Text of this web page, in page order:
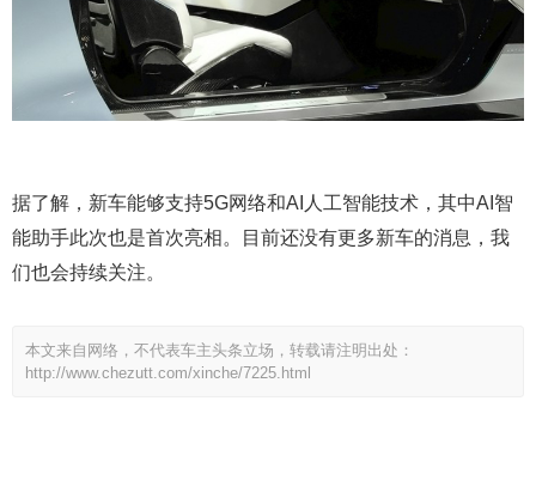
据了解，新车能够支持5G网络和AI人工智能技术，其中AI智
能助手此次也是首次亮相。目前还没有更多新车的消息，我
们也会持续关注。
本文来自网络，不代表车主头条立场，转载请注明出处：
http://www.chezutt.com/xinche/7225.html